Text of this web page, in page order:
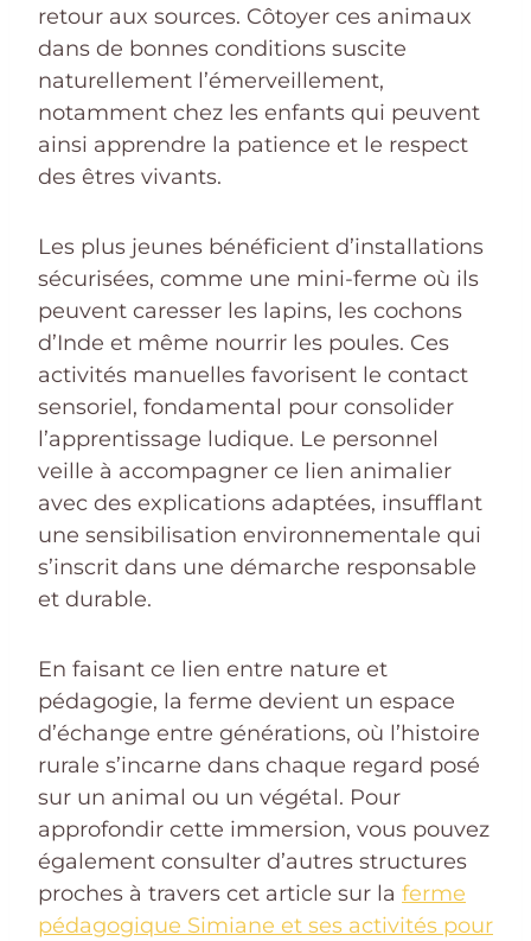
retour aux sources. Côtoyer ces animaux
dans de bonnes conditions suscite
naturellement l’émerveillement,
notamment chez les enfants qui peuvent
ainsi apprendre la patience et le respect
des êtres vivants.
Les plus jeunes bénéficient d’installations
sécurisées, comme une mini-ferme où ils
peuvent caresser les lapins, les cochons
d’Inde et même nourrir les poules. Ces
activités manuelles favorisent le contact
sensoriel, fondamental pour consolider
l’apprentissage ludique. Le personnel
veille à accompagner ce lien animalier
avec des explications adaptées, insufflant
une sensibilisation environnementale qui
s’inscrit dans une démarche responsable
et durable.
En faisant ce lien entre nature et
pédagogie, la ferme devient un espace
d’échange entre générations, où l’histoire
rurale s’incarne dans chaque regard posé
sur un animal ou un végétal. Pour
approfondir cette immersion, vous pouvez
également consulter d’autres structures
proches à travers cet article sur la ferme
pédagogique Simiane et ses activités pour